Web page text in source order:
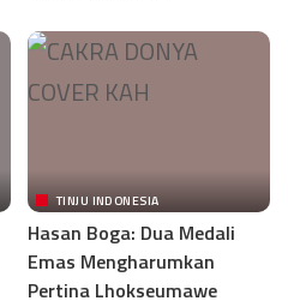
TINJU INDONESIA
Hasan Boga: Dua Medali
Emas Mengharumkan
Pertina Lhokseumawe